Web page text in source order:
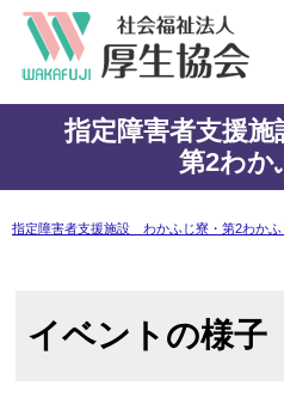
指定障害者支援施
第2わか
わかふじ寮・第2わかふじ寮
施設
ご利用
施設の
施設の
指定障害者支援施設 わかふじ寮・第2わかふ
イベントの様子